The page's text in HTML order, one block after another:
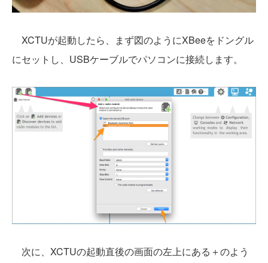
XCTUが起動したら、まず図のようにXBeeをドングル
にセットし、USBケーブルでパソコンに接続します。
次に、XCTUの起動直後の画面の左上にある＋のよう